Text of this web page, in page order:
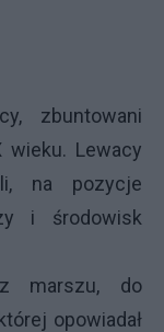
zbuntowani
wieku. Lewacy
na pozycje
i środowisk
marszu, do
opowiadał